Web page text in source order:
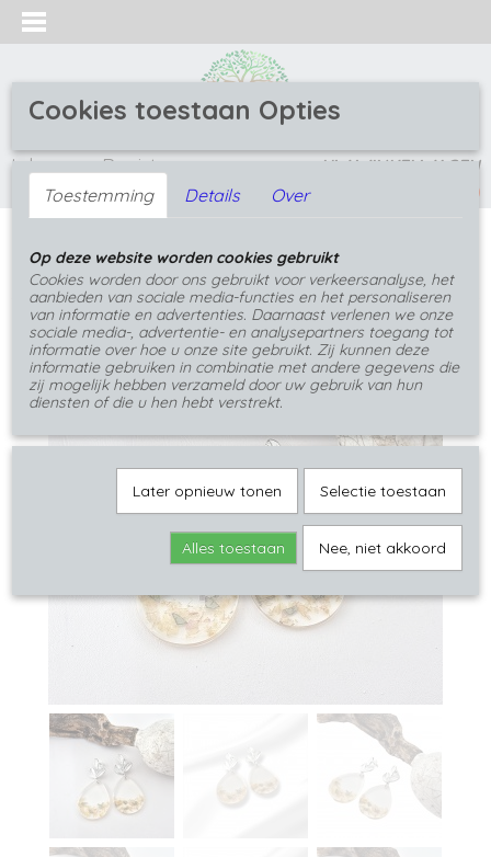
Inloggen Registreren UW WINKELWAGEN
(0)
Home>Oorbellen>Oorbellen met bloemen
Oorbellen met Bloemenmozaïek in heldere Epoxy
Cookies toestaan Opties
Toestemming Details Over
Op deze website worden cookies gebruikt
Cookies worden door ons gebruikt voor verkeersanalyse, het
aanbieden van sociale media-functies en het personaliseren
van informatie en advertenties. Daarnaast verlenen we onze
sociale media-, advertentie- en analysepartners toegang tot
informatie over hoe u onze site gebruikt. Zij kunnen deze
informatie gebruiken in combinatie met andere gegevens die
zij mogelijk hebben verzameld door uw gebruik van hun
diensten of die u hen hebt verstrekt.
Later opnieuw tonen Selectie toestaan
Alles toestaan Nee, niet akkoord